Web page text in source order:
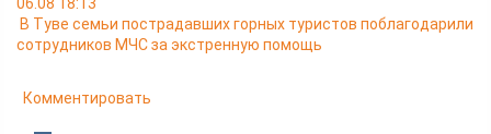
В Туве семьи пострадавших горных туристов поблагодарили
сотрудников МЧС за экстренную помощь
Комментировать